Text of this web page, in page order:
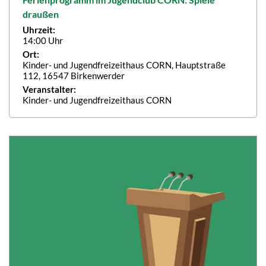
draußen
Uhrzeit:
14:00 Uhr
Ort:
Kinder- und Jugendfreizeithaus CORN, Hauptstraße
112, 16547 Birkenwerder
Veranstalter:
Kinder- und Jugendfreizeithaus CORN